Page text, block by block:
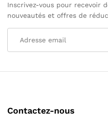
Inscrivez-vous pour recevoir
nouveautés et offres de
Contactez-nous